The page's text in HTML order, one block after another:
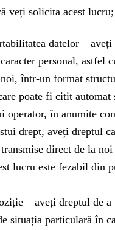
veți solicita acest lucru;
datelor –
personal, astfel
într-un format
poate fi citit automat
operator, în anumite
drept, aveți dreptul
direct de la
lucru este fezabil din
– aveți dreptul de a
situația particulară în